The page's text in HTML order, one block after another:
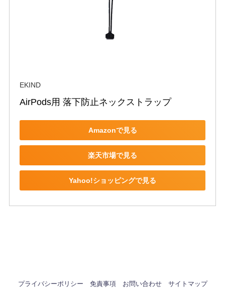
EKIND
AirPods用 落下防止ネックストラップ
Amazonで見る
楽天市場で見る
Yahoo!ショッピングで見る
プライバシーポリシー 免責事項 お問い合わせ サイトマップ